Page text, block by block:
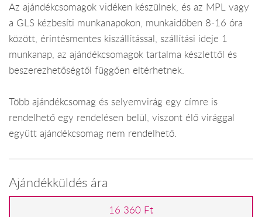
Az ajándékcsomagok vidéken készülnek, és az MPL vagy
a GLS kézbesíti munkanapokon, munkaidőben 8-16 óra
között, érintésmentes kiszállítással, szállítási ideje 1
munkanap, az ajándékcsomagok tartalma készlettől és
beszerezhetőségtől függően eltérhetnek.
Több ajándékcsomag és selyemvirág egy címre is
rendelhető egy rendelésen belül, viszont élő virággal
együtt ajándékcsomag nem rendelhető.
Ajándékküldés ára
16 360 Ft